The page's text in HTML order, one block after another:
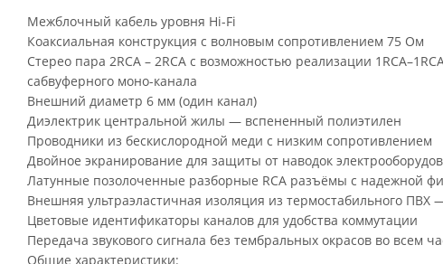
Межблочный кабель уровня Hi-Fi
Коаксиальная конструкция с волновым сопротивлением 75 Ом
Стерео пара 2RCA – 2RCA с возможностью реализации
сабвуферного моно-канала
Внешний диаметр 6 мм (один канал)
Диэлектрик центральной жилы — вспененный полиэтилен
Проводники из бескислородной меди с низким сопротивлением
Двойное экранирование для защиты от наводок
Латунные позолоченные разборные RCA разъёмы с надежной
Внешняя ультраэластичная изоляция из термостабильного
Цветовые идентификаторы каналов для удобства коммутации
Передача звукового сигнала без тембральных окрасов во всем
Общие характеристики: